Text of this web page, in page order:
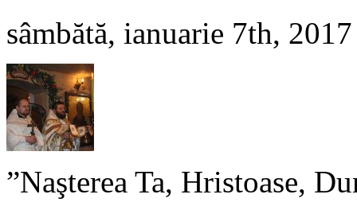
sâmbătă, ianuarie 7th, 2017
”Naşterea Ta, Hristoase,